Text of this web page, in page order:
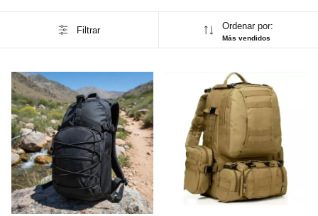
Filtrar Ordenar por:
Más vendidos